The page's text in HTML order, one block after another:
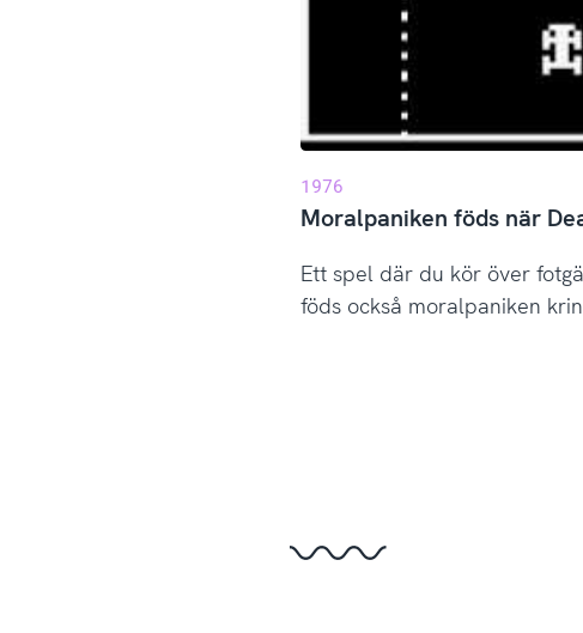
1976
Moralpaniken föds när
Ett spel där du kör över
föds också moralpaniken